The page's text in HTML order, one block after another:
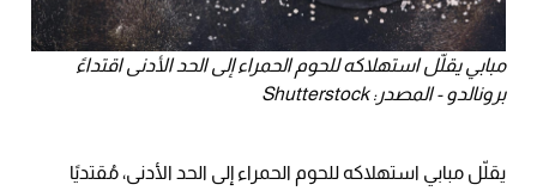
مبابي يقلّل استهلاكه للحوم الحمراء إلى الحد الأدنى اقتداءً
برونالدو - المصدر: Shutterstock
يقلّل مبابي استهلاكه للحوم الحمراء إلى الحد الأدنى، مُقتديًا